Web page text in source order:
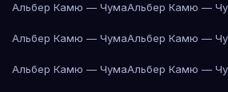
Альбер Камю — ЧумаАльбер Камю —
Альбер Камю — ЧумаАльбер Камю —
Альбер Камю — ЧумаАльбер Камю —